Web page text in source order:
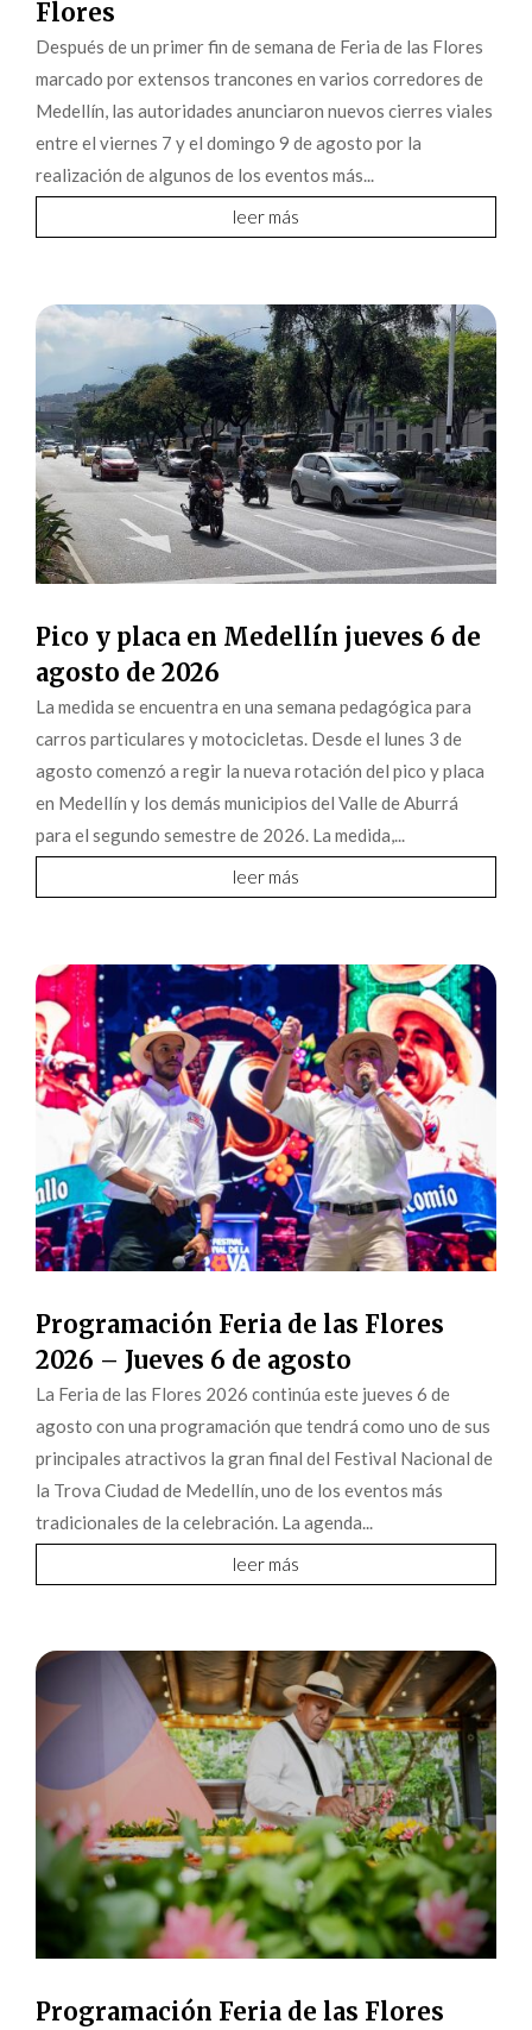
Flores
Después de un primer fin de semana de Feria de las Flores
marcado por extensos trancones en varios corredores de
Medellín, las autoridades anunciaron nuevos cierres viales
entre el viernes 7 y el domingo 9 de agosto por la
realización de algunos de los eventos más...
leer más
Pico y placa en Medellín jueves 6 de
agosto de 2026
La medida se encuentra en una semana pedagógica para
carros particulares y motocicletas. Desde el lunes 3 de
agosto comenzó a regir la nueva rotación del pico y placa
en Medellín y los demás municipios del Valle de Aburrá
para el segundo semestre de 2026. La medida,...
leer más
Programación Feria de las Flores
2026 – Jueves 6 de agosto
La Feria de las Flores 2026 continúa este jueves 6 de
agosto con una programación que tendrá como uno de sus
principales atractivos la gran final del Festival Nacional de
la Trova Ciudad de Medellín, uno de los eventos más
tradicionales de la celebración. La agenda...
leer más
Programación Feria de las Flores